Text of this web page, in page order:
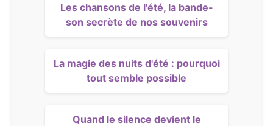
Les chansons de l'été, la bande-
son secrète de nos souvenirs
La magie des nuits d'été : pourquoi
tout semble possible
Quand le silence devient le